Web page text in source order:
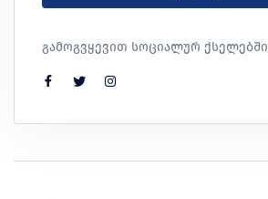
გამოგვყევით სოციალურ ქსელებში